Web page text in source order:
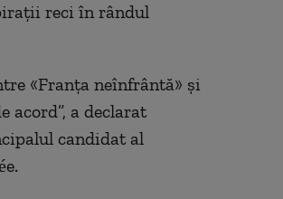
reci în rândul
«Franța neînfrântă» și
acord”, a declarat
candidat al